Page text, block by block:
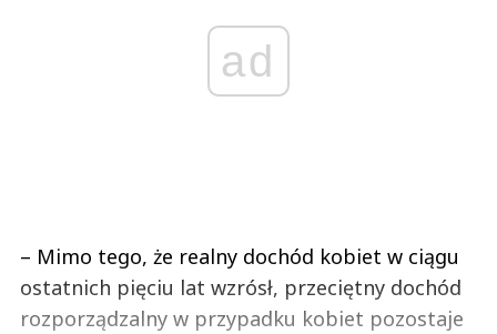
ad
– Mimo tego, że realny dochód kobiet w ciągu
ostatnich pięciu lat wzrósł, przeciętny dochód
rozporządzalny w przypadku kobiet pozostaje